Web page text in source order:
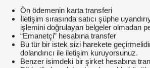
Ön ödemenin karta transferi
İletişim sırasında satıcı şüphe
işlemini doğrulayan belgeler olmadan
“Emanetçi” hesabına transfer
Bu tür bir istek sizi harekete
dolandırıcı ile iletişim kuruyorsunuz.
Benzer isimdeki bir şirket hesabına